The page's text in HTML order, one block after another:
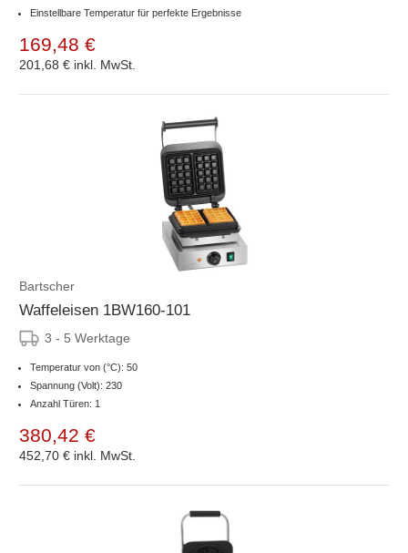
Einstellbare Temperatur für perfekte Ergebnisse
169,48 €
201,68 € inkl. MwSt.
Bartscher
Waffeleisen 1BW160-101
3 - 5 Werktage
Temperatur von (°C): 50
Spannung (Volt): 230
Anzahl Türen: 1
380,42 €
452,70 € inkl. MwSt.